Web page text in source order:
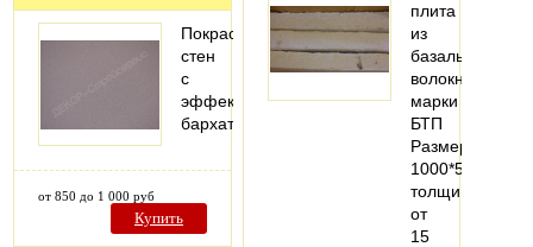
Покраска
стен
с
эффектом
бархата
от 850 до 1 000 руб
Купить
плита
из
базальтового
волокна
марки
БТП
Размеры
1000*500мм,
толщина
от
15